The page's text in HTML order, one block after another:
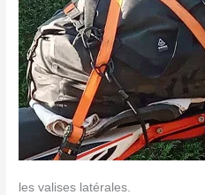
les valises latérales.